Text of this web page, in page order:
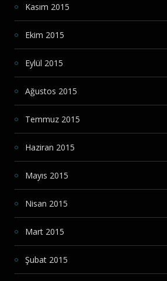
Kasım 2015
Ekim 2015
Eylül 2015
Ağustos 2015
Temmuz 2015
Haziran 2015
Mayıs 2015
Nisan 2015
Mart 2015
Şubat 2015